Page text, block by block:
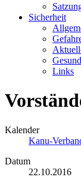
Sicherheit
Links
Kalender
Kanu-
Datum
22.10.2016